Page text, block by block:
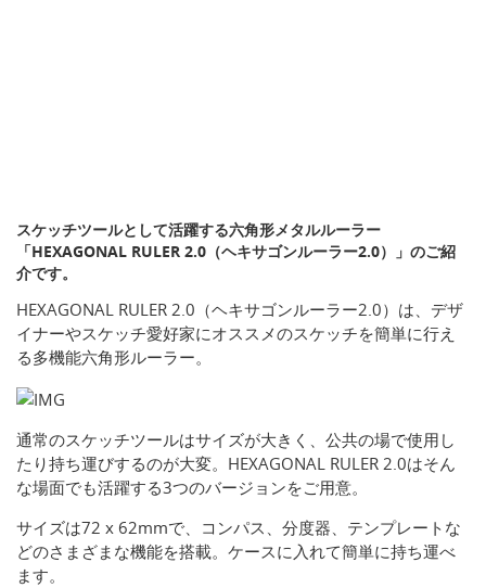
スケッチツールとして活躍する六角形メタルルーラー
「HEXAGONAL RULER 2.0（ヘキサゴンルーラー2.0）」のご紹
介です。
HEXAGONAL RULER 2.0（ヘキサゴンルーラー2.0）は、デザ
イナーやスケッチ愛好家にオススメのスケッチを簡単に行え
る多機能六角形ルーラー。
通常のスケッチツールはサイズが大きく、公共の場で使用し
たり持ち運びするのが大変。HEXAGONAL RULER 2.0はそん
な場面でも活躍する3つのバージョンをご用意。
サイズは72 x 62mmで、コンパス、分度器、テンプレートな
どのさまざまな機能を搭載。ケースに入れて簡単に持ち運べ
ます。